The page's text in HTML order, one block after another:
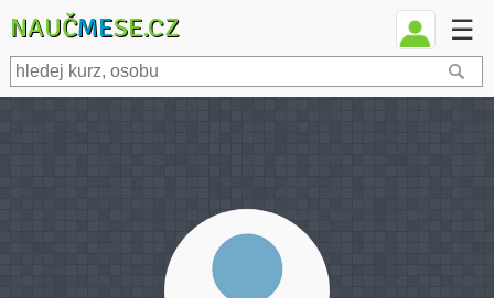
NAUČMESE.CZ ☰